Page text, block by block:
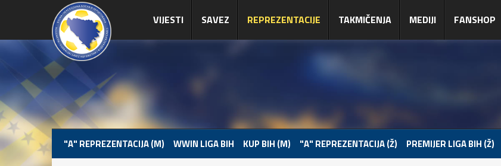
VIJESTI SAVEZ REPREZENTACIJE TAKMIČENJA MEDIJI FANSHOP
"A" REPREZENTACIJA (M) WWIN LIGA BIH KUP BIH (M) "A" REPREZENTACIJA (Ž) PREMIJER LIGA BIH (Ž)